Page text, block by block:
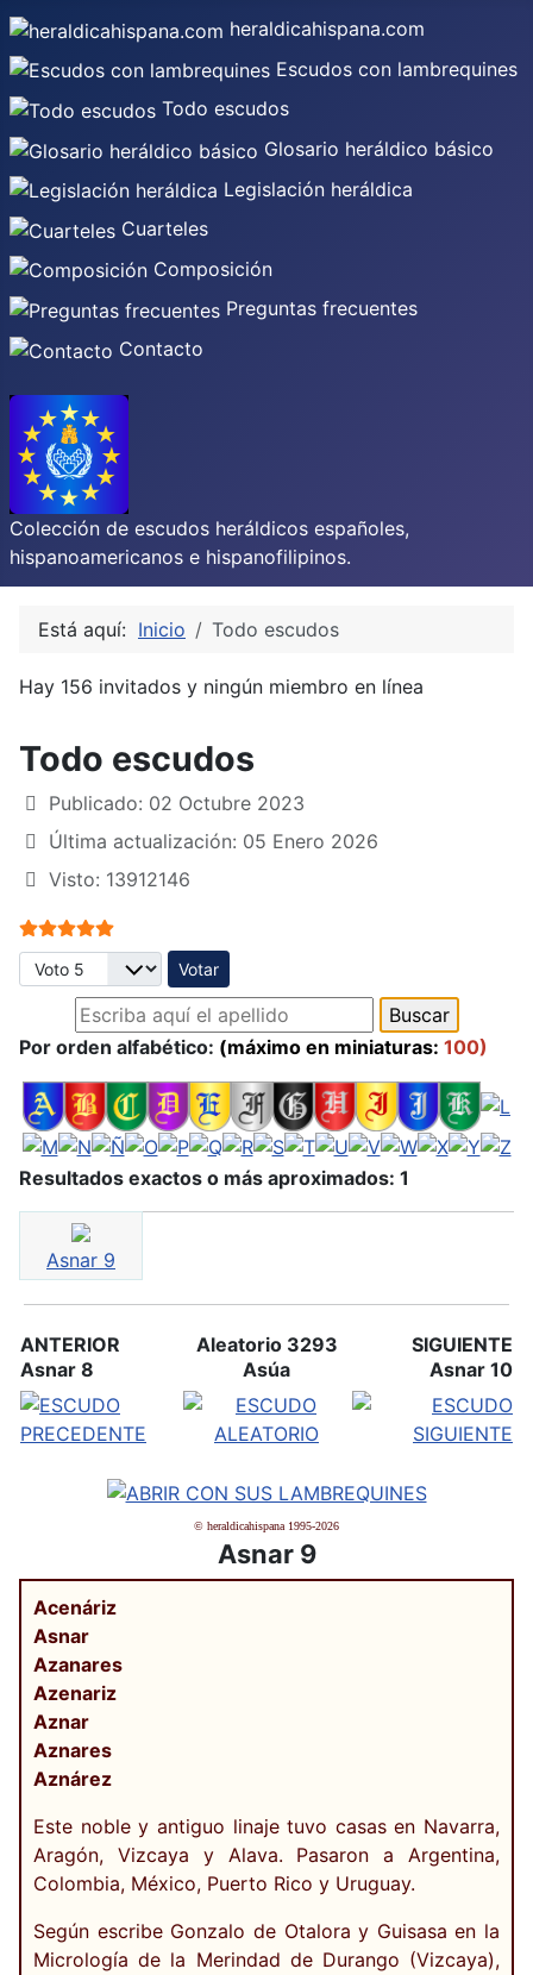
heraldicahispana.com
Escudos con lambrequines
Todo escudos
Glosario heráldico básico
Legislación heráldica
Cuarteles
Composición
Preguntas frecuentes
Contacto
Colección de escudos heráldicos españoles,
hispanoamericanos e hispanofilipinos.
Está aquí: Inicio Todo escudos
Hay 156 invitados y ningún miembro en línea
Todo escudos
Publicado: 02 Octubre 2023
Última actualización: 05 Enero 2026
Visto: 13912146
Ratio:5/5
Por favor, vote
Por orden alfabético: (máximo en miniaturas: 100)
Resultados exactos o más aproximados: 1
Asnar 9
ANTERIOR
Asnar 8
Aleatorio 3293
Asúa
SIGUIENTE
Asnar 10
© heraldicahispana 1995-2026
Asnar 9
Acenáriz
Asnar
Azanares
Azenariz
Aznar
Aznares
Aznárez
Este noble y antiguo linaje tuvo casas en Navarra,
Aragón, Vizcaya y Alava. Pasaron a Argentina,
Colombia, México, Puerto Rico y Uruguay.
Según escribe Gonzalo de Otalora y Guisasa en la
Micrología de la Merindad de Durango (Vizcaya),